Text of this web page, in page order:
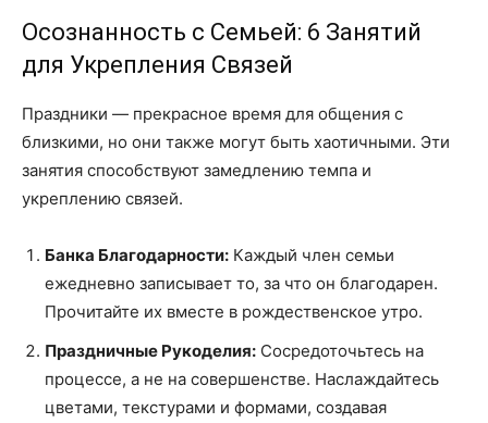
Осознанность с Семьей: 6 Занятий
для Укрепления Связей
Праздники — прекрасное время для общения с
близкими, но они также могут быть хаотичными. Эти
занятия способствуют замедлению темпа и
укреплению связей.
Банка Благодарности: Каждый член семьи
ежедневно записывает то, за что он благодарен.
Прочитайте их вместе в рождественское утро.
Праздничные Рукоделия: Сосредоточьтесь на
процессе, а не на совершенстве. Наслаждайтесь
цветами, текстурами и формами, создавая